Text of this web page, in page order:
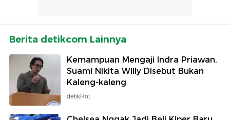
Berita detikcom Lainnya
Kemampuan Mengaji Indra Priawan,
Suami Nikita Willy Disebut Bukan
Kaleng-kaleng
detikHot